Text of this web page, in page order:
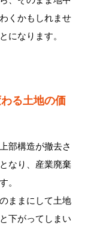
くかもしれませ
になります。
る土地の価
部構造が撤去さ
なり、産業廃棄
。
ままにして土地
下がってしまい